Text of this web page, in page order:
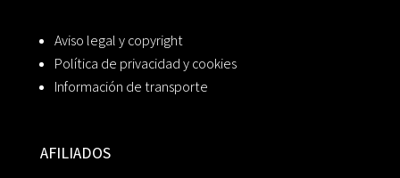
Aviso legal y copyright
Política de privacidad y cookies
Información de transporte
AFILIADOS